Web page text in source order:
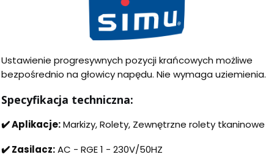
Ustawienie progresywnych pozycji krańcowych możliwe
bezpośrednio na głowicy napędu. Nie wymaga uziemienia.
Specyfikacja techniczna:
✔️ Aplikacje:Markizy, Rolety, Zewnętrzne rolety tkaninowe
✔️ Zasilacz:AC - RGE 1 - 230V/50HZ